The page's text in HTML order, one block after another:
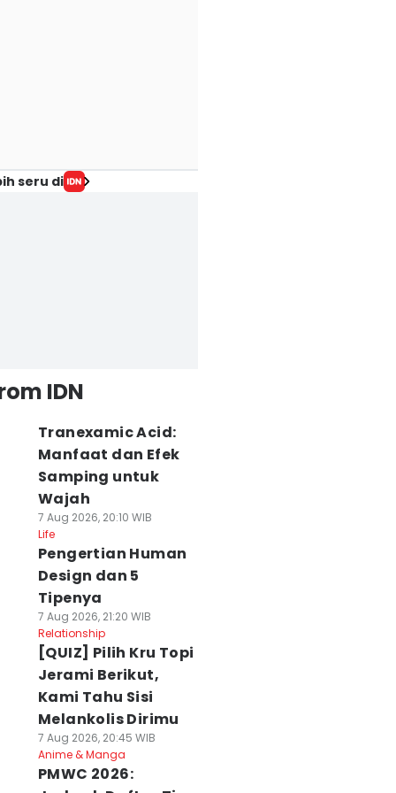
seru di
IDN
Tranexamic Acid:
Manfaat dan Efek
Samping untuk
Wajah
7 Aug 2026, 20:10 WIB
Life
Pengertian Human
Design dan 5
Tipenya
7 Aug 2026, 21:20 WIB
Relationship
[QUIZ] Pilih Kru Topi
Jerami Berikut,
Kami Tahu Sisi
Melankolis Dirimu
7 Aug 2026, 20:45 WIB
Anime & Manga
PMWC 2026: